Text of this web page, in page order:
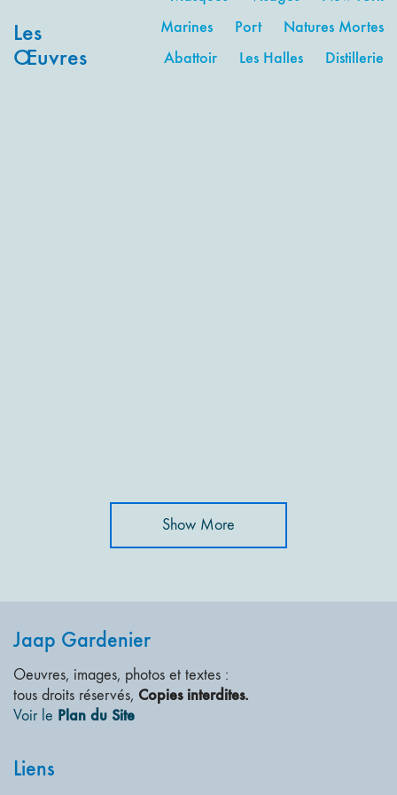
Les
Œuvres
Marines
Port
Natures Mortes
Abattoir
Les Halles Distillerie
Show More
Jaap Gardenier
Oeuvres, images, photos et textes :
tous droits réservés, Copies interdites.
Voir le Plan du Site
Liens